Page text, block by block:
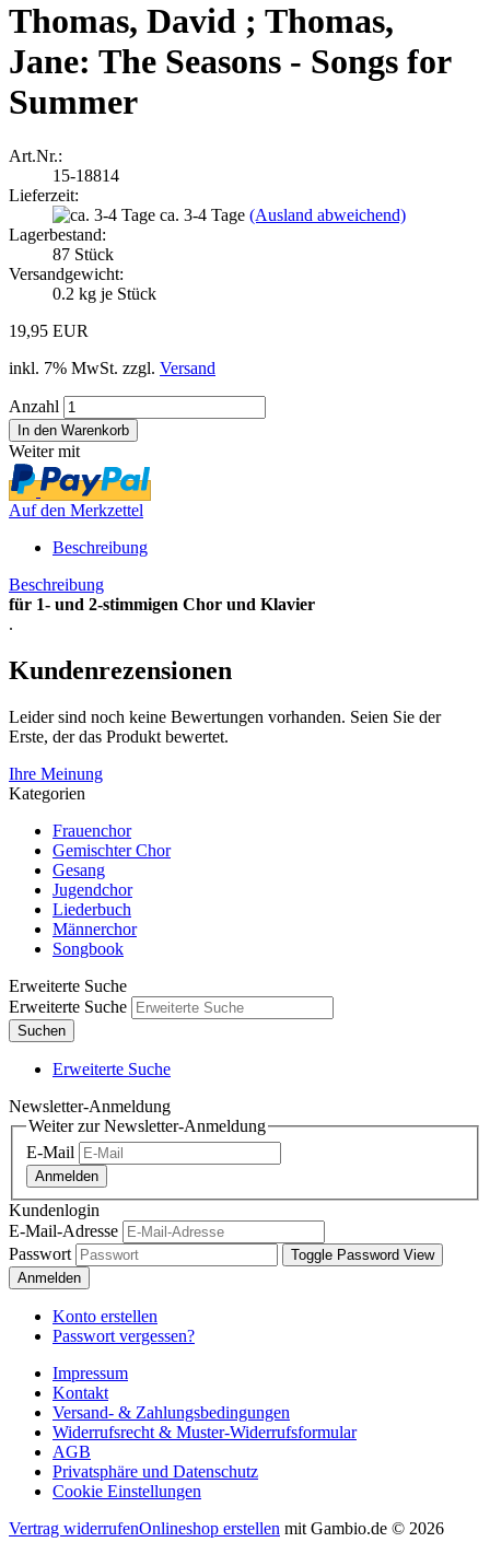
Thomas, David ; Thomas,
Jane: The Seasons - Songs for
Summer
Art.Nr.:
15-18814
Lieferzeit:
ca. 3-4 Tage (Ausland abweichend)
Lagerbestand:
87 Stück
Versandgewicht:
0.2 kg je Stück
19,95 EUR
inkl. 7% MwSt. zzgl. Versand
Anzahl
Weiter mit
Auf den Merkzettel
Beschreibung
Beschreibung
für 1- und 2-stimmigen Chor und Klavier
.
Kundenrezensionen
Leider sind noch keine Bewertungen vorhanden. Seien Sie der
Erste, der das Produkt bewertet.
Ihre Meinung
Kategorien
Frauenchor
Gemischter Chor
Gesang
Jugendchor
Liederbuch
Männerchor
Songbook
Erweiterte Suche
Erweiterte Suche
Suchen
Erweiterte Suche
Newsletter-Anmeldung
Weiter zur Newsletter-Anmeldung
E-Mail
Anmelden
Kundenlogin
E-Mail-Adresse
Passwort
Toggle Password View
Anmelden
Konto erstellen
Passwort vergessen?
Impressum
Kontakt
Versand- & Zahlungsbedingungen
Widerrufsrecht & Muster-Widerrufsformular
AGB
Privatsphäre und Datenschutz
Cookie Einstellungen
Vertrag widerrufenOnlineshop erstellen mit Gambio.de © 2026